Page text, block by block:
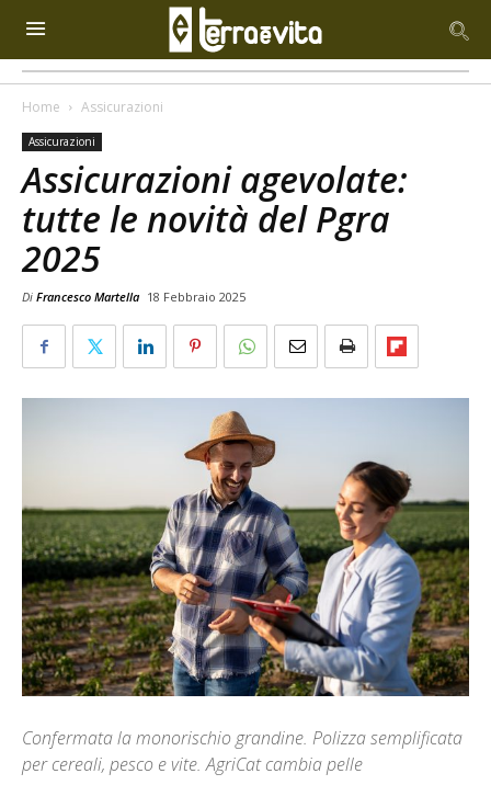
Home Assicurazioni
Assicurazioni
Assicurazioni agevolate:
tutte le novità del Pgra
2025
Di Francesco Martella 18 Febbraio 2025
Confermata la monorischio grandine. Polizza semplificata
per cereali, pesco e vite. AgriCat cambia pelle